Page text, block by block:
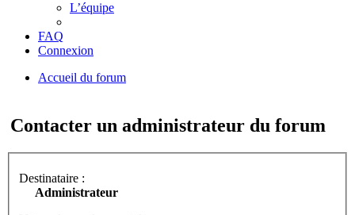
L’équipe
FAQ
Connexion
Accueil du forum
Contacter un administrateur du forum
Destinataire :
Administrateur